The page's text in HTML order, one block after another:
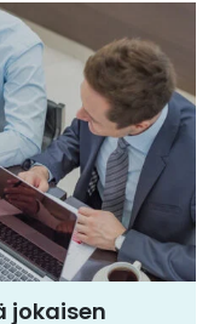
jokaisen